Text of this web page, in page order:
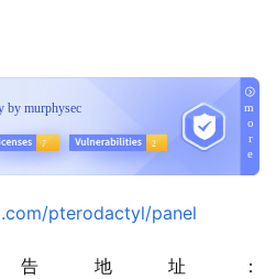
pterodactyl/panel
地址：